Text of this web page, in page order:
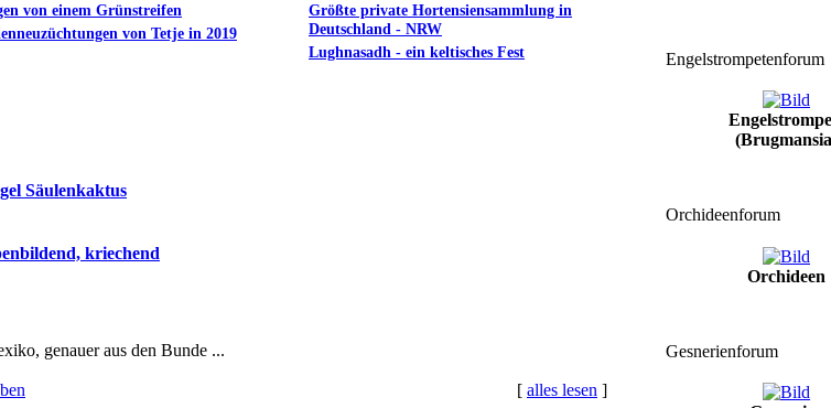
von einem Grünstreifen
von Tetje in 2019
Größte private Hortensiensammlung in
Deutschland - NRW
Lughnasadh - ein keltisches Fest
Säulenkaktus
kriechend
genauer aus den Bunde ...
[ alles lesen ]
Engelstrompetenforum
Orchideenforum
Orchideen
Gesnerienforum